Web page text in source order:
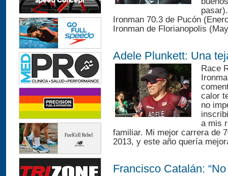
Ironman 70.3 de Pucón
Ironman de Florianopolis
Adele Plunkett: Una
Race
calor
no
a mis
familiar. Mi mejor carrera de
2013, y este año quería
Francisco Catalán: